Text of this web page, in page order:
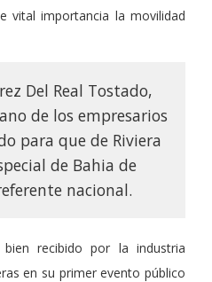
vital importancia la movilidad
Del Real Tostado,
de los empresarios
para que de Riviera
de Bahia de
nacional.
recibido por la industria
en su primer evento público